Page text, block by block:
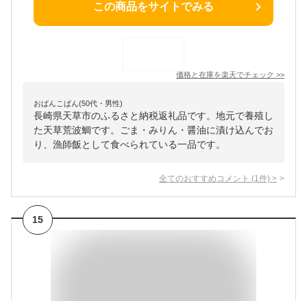
この商品をサイトでみる
価格と在庫を楽天でチェック >>
おぱんこぱん(50代・男性)
長崎県天草市のふるさと納税返礼品です。地元で養殖し
た天草荒波鯛です。ごま・みりん・醤油に漬け込んでお
り、漁師飯として食べられている一品です。
全てのおすすめコメント (1 件) >
15